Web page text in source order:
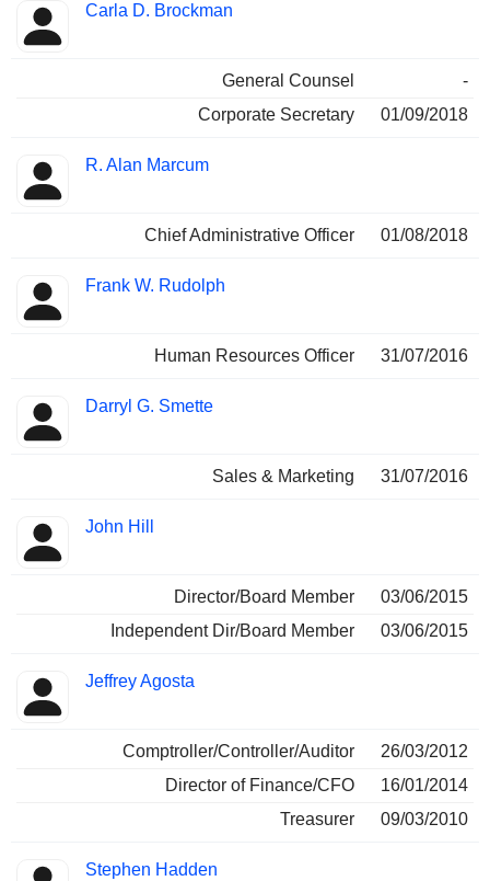
Carla D. Brockman
General Counsel
-
Corporate Secretary
01/09/2018
R. Alan Marcum
Chief Administrative Officer 01/08/2018
Frank W. Rudolph
Human Resources Officer 31/07/2016
Darryl G. Smette
Sales & Marketing 31/07/2016
John Hill
Director/Board Member
03/06/2015
Independent Dir/Board Member
03/06/2015
Jeffrey Agosta
Comptroller/Controller/Auditor
26/03/2012
Director of Finance/CFO
16/01/2014
Treasurer
09/03/2010
Stephen Hadden